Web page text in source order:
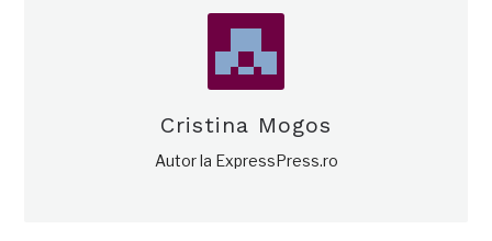
Cristina Mogos
Autor la ExpressPress.ro